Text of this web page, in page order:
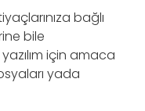
bağlı
bile
için amaca
yada